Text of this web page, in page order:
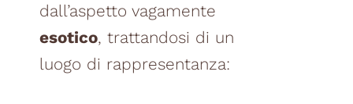
dall’aspetto vagamente
esotico, trattandosi di un
luogo di rappresentanza: